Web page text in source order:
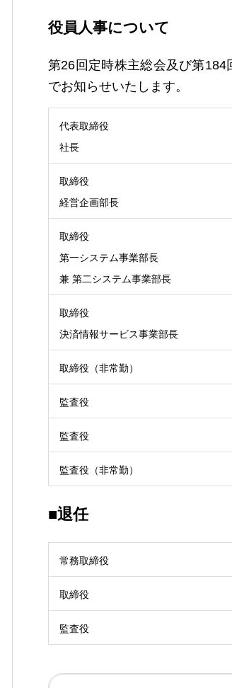
役員人事について
第26回定時株主総会及び第
でお知らせいたします。
代表取締役
社長
取締役
経営企画部長
取締役
第一システム事業部長
兼 第二システム事業部長
取締役
決済情報サービス事業部長
取締役（非常勤）
監査役
監査役
監査役（非常勤）
■退任
常務取締役
取締役
監査役